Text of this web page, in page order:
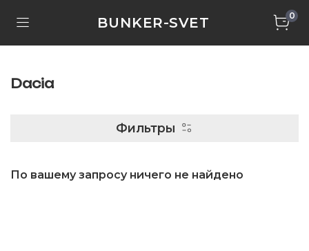
BUNKER-SVET 0
Dacia
Фильтры
По вашему запросу ничего не найдено